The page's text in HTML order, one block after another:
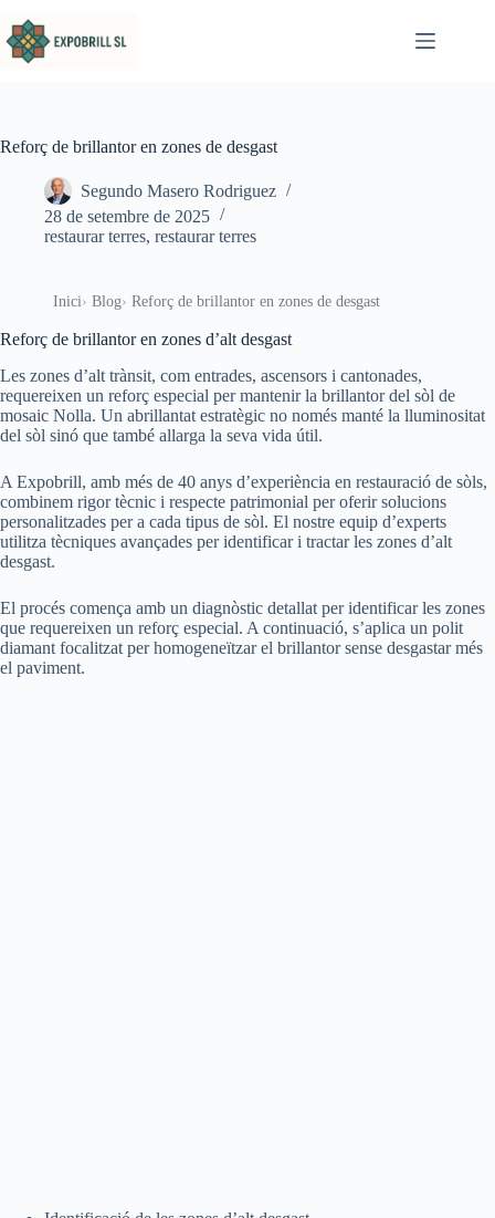
Reforç de brillantor en zones de desgast
Segundo Masero Rodriguez
28 de setembre de 2025
restaurar terres, restaurar terres
Inici Blog Reforç de brillantor en zones de desgast
Reforç de brillantor en zones d’alt desgast
Les zones d’alt trànsit, com entrades, ascensors i cantonades,
requereixen un reforç especial per mantenir la brillantor del sòl de
mosaic Nolla. Un abrillantat estratègic no només manté la lluminositat
del sòl sinó que també allarga la seva vida útil.
A Expobrill, amb més de 40 anys d’experiència en restauració de sòls,
combinem rigor tècnic i respecte patrimonial per oferir solucions
personalitzades per a cada tipus de sòl. El nostre equip d’experts
utilitza tècniques avançades per identificar i tractar les zones d’alt
desgast.
El procés comença amb un diagnòstic detallat per identificar les zones
que requereixen un reforç especial. A continuació, s’aplica un polit
diamant focalitzat per homogeneïtzar el brillantor sense desgastar més
el paviment.